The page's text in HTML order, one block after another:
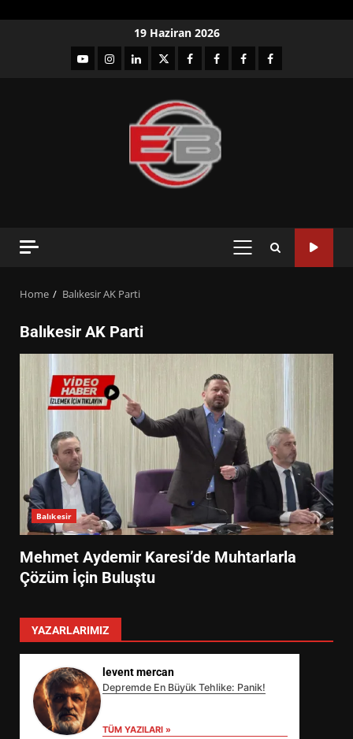
19 Haziran 2026
YouTubeInstagram
LinkedIntwitterfacebook-Facebook-
Facebook-Facebook-
PRIMARY
Home Balıkesir AK Parti
Balıkesir AK Parti
Balıkesir
Mehmet Aydemir Karesi’de Muhtarlarla
Çözüm İçin Buluştu
YAZARLARIMIZ
levent mercan
Depremde En Büyük Tehlike: Panik!
TÜM YAZILARI »